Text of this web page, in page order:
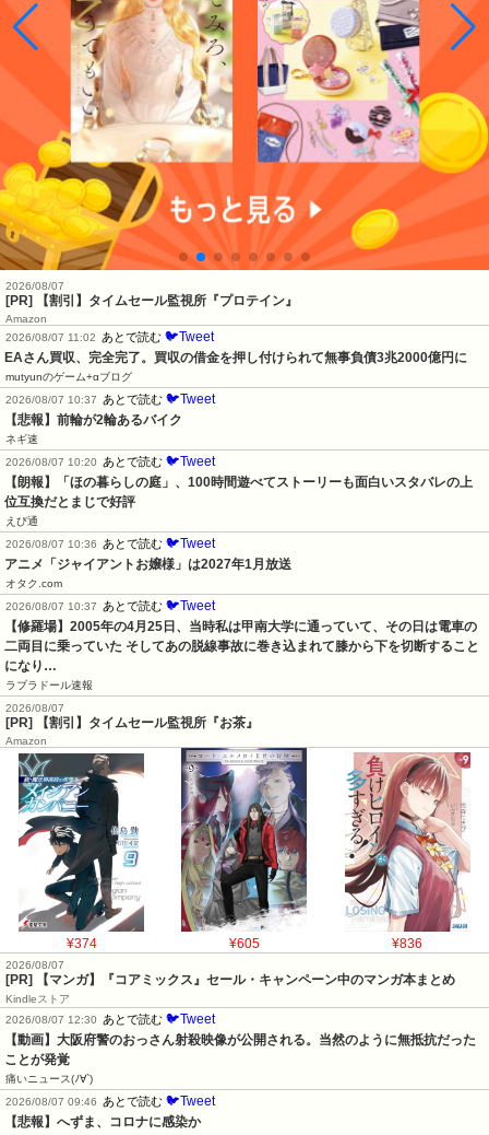
2026/08/07
[PR] 【割引】タイムセール監視所『プロテイン』
Amazon
2026/08/07 11:02
あとで読む 🐦Tweet
EAさん買収、完全完了。買収の借金を押し付けられて無事負債3兆2000億円に
mutyunのゲーム+αブログ
2026/08/07 10:37
あとで読む 🐦Tweet
【悲報】前輪が2輪あるバイク
ネギ速
2026/08/07 10:20
あとで読む 🐦Tweet
【朗報】「ほの暮らしの庭」、100時間遊べてストーリーも面白いスタバレの上
位互換だとまじで好評
えび通
2026/08/07 10:36
あとで読む 🐦Tweet
アニメ「ジャイアントお嬢様」は2027年1月放送
オタク.com
2026/08/07 10:37
あとで読む 🐦Tweet
【修羅場】2005年の4月25日、当時私は甲南大学に通っていて、その日は電車の
二両目に乗っていた そしてあの脱線事故に巻き込まれて膝から下を切断すること
になり…
ラブラドール速報
2026/08/07
[PR] 【割引】タイムセール監視所『お茶』
Amazon
¥374 ¥605 ¥836
2026/08/07
[PR] 【マンガ】『コアミックス』セール・キャンペーン中のマンガ本まとめ
Kindleストア
2026/08/07 12:30
あとで読む 🐦Tweet
【動画】大阪府警のおっさん射殺映像が公開される。当然のように無抵抗だった
ことが発覚
痛いニュース(ﾉ∀`)
2026/08/07 09:46
あとで読む 🐦Tweet
【悲報】へずま、コロナに感染か